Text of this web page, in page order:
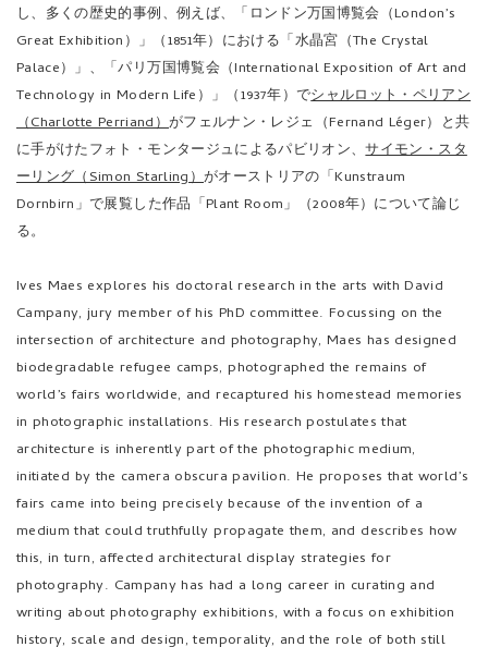
し、多くの歴史的事例、例えば、「ロンドン万国博覧会（London’s
Great Exhibition）」（1851年）における「水晶宮（The Crystal
Palace）」、「パリ万国博覧会（International Exposition of Art and
Technology in Modern Life）」（1937年）でシャルロット・ペリアン
（Charlotte Perriand）がフェルナン・レジェ（Fernand Léger）と共
に手がけたフォト・モンタージュによるパビリオン、サイモン・スタ
ーリング（Simon Starling）がオーストリアの「Kunstraum
Dornbirn」で展覧した作品「Plant Room」（2008年）について論じ
る。
Ives Maes explores his doctoral research in the arts with David
Campany, jury member of his PhD committee. Focussing on the
intersection of architecture and photography, Maes has designed
biodegradable refugee camps, photographed the remains of
world’s fairs worldwide, and recaptured his homestead memories
in photographic installations. His research postulates that
architecture is inherently part of the photographic medium,
initiated by the camera obscura pavilion. He proposes that world’s
fairs came into being precisely because of the invention of a
medium that could truthfully propagate them, and describes how
this, in turn, affected architectural display strategies for
photography. Campany has had a long career in curating and
writing about photography exhibitions, with a focus on exhibition
history, scale and design, temporality, and the role of both still